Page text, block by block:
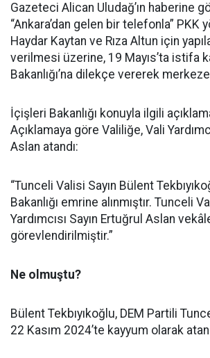
Gazeteci Alican Uludağ’ın haberine
“Ankara’dan gelen bir telefonla” PKK
Haydar Kaytan ve Rıza Altun için
verilmesi üzerine, 19 Mayıs’ta istifa
Bakanlığı’na dilekçe vererek
İçişleri Bakanlığı konuyla ilgili
Açıklamaya göre Valiliğe, Vali
Aslan atandı:
“Tunceli Valisi Sayın Bülent
Bakanlığı emrine alınmıştır. Tunceli
Yardımcısı Sayın Ertuğrul Aslan
görevlendirilmiştir.”
Ne olmuştu?
Bülent Tekbıyıkoğlu, DEM Partili
22 Kasım 2024’te kayyum olarak